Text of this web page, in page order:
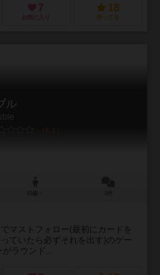
7
お気に入り
18
持ってる
ル
6.1
マストフォロー(最初にカードを
ていたら必ずそれを出す)のゲー
ラウンド...